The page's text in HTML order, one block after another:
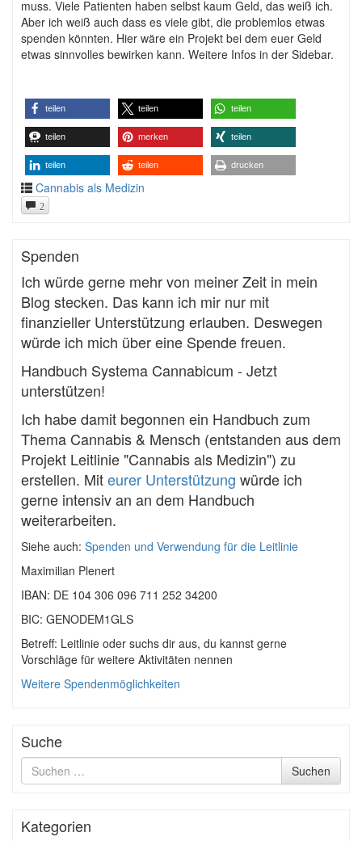
muss. Viele Patienten haben selbst kaum Geld, das weiß ich.
Aber ich weiß auch dass es viele gibt, die problemlos etwas
spenden könnten. Hier wäre ein Projekt bei dem euer Geld
etwas sinnvolles bewirken kann. Weitere Infos in der Sidebar.
teilen teilen teilen
teilen merken teilen
teilen teilen drucken
Cannabis als Medizin
2
Spenden
Ich würde gerne mehr von meiner Zeit in mein
Blog stecken. Das kann ich mir nur mit
finanzieller Unterstützung erlauben. Deswegen
würde ich mich über eine Spende freuen.
Handbuch Systema Cannabicum - Jetzt
unterstützen!
Ich habe damit begonnen ein Handbuch zum
Thema Cannabis & Mensch (entstanden aus dem
Projekt Leitlinie "Cannabis als Medizin") zu
erstellen. Miteurer Unterstützung würde ich
gerne intensiv an an dem Handbuch
weiterarbeiten.
Siehe auch: Spenden und Verwendung für die Leitlinie
Maximilian Plenert
IBAN: DE 104 306 096 711 252 34200
BIC: GENODEM1GLS
Betreff: Leitlinie oder suchs dir aus, du kannst gerne
Vorschläge für weitere Aktivitäten nennen
Weitere Spendenmöglichkeiten
Suche
Suche
nach
Suchen
Kategorien